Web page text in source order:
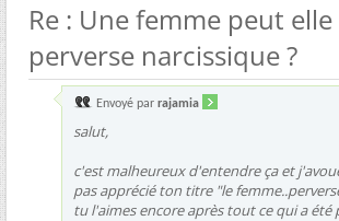
Re : Une femme peut
perverse narcissique ?
Envoyé par rajamia
salut,
c'est malheureux d'entendre ça et
pas apprécié ton titre "le
tu l'aimes encore après tout ce qui a été